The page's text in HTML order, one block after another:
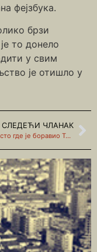
фејзбука.
брзи
то донело
у свим
је отишло у
СЛЕДЕЋИ ЧЛАНАК
Како је место где је боравио Тито и Врховни штаб постало Народни музеј